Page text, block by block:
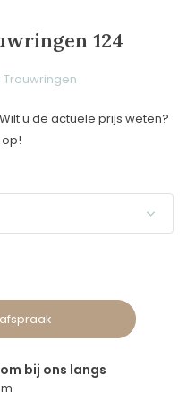
124
Trouwringen
u de actuele prijs weten?
bij ons langs